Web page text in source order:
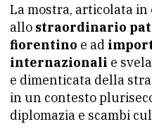
La mostra, articolata in
allo straordinario
fiorentino e ad
internazionali e
e dimenticata della
in un contesto
diplomazia e scambi